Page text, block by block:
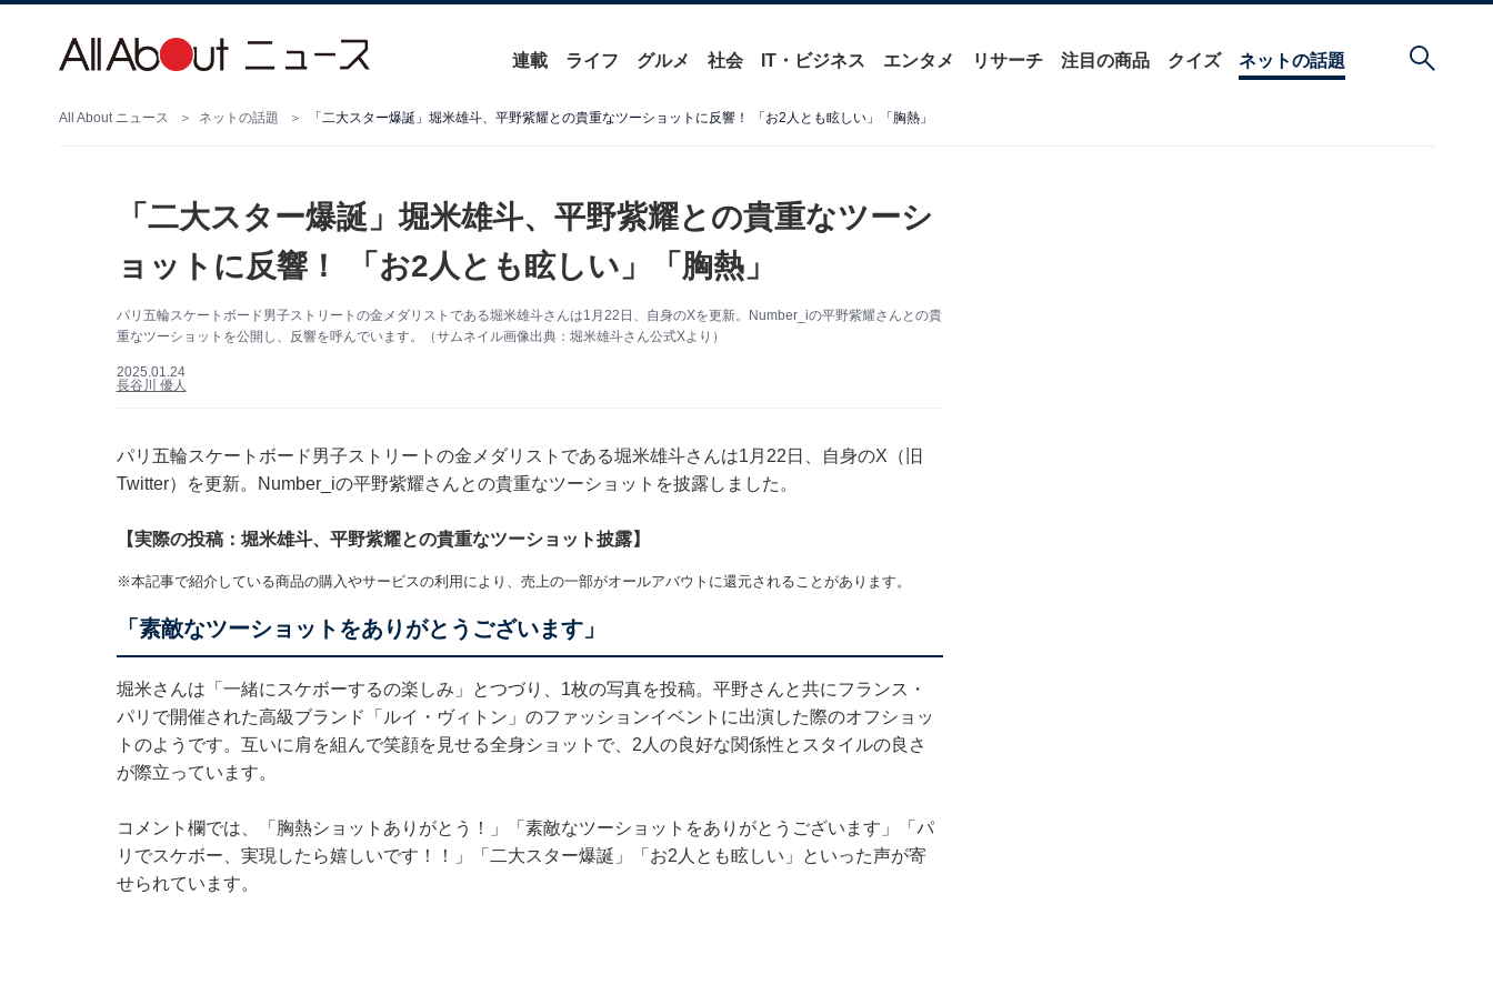
連載 ライフ グルメ 社会 IT・ビジネス エンタメ リサーチ 注目の商品 クイズ ネットの話題
All About ニュース ネットの話題 「二大スター爆誕」堀米雄斗、平野紫耀との貴重なツーショットに反響！ 「お2人とも眩しい」「胸熱」
「二大スター爆誕」堀米雄斗、平野紫耀との貴重なツーシ
ョットに反響！ 「お2人とも眩しい」「胸熱」
パリ五輪スケートボード男子ストリートの金メダリストである堀米雄斗さんは1月22日、自身のXを更新。Number_iの平野紫耀さんとの貴
重なツーショットを公開し、反響を呼んでいます。（サムネイル画像出典：堀米雄斗さん公式Xより）
2025.01.24
長谷川 優人
パリ五輪スケートボード男子ストリートの金メダリストである堀米雄斗さんは1月22日、自身のX（旧
Twitter）を更新。Number_iの平野紫耀さんとの貴重なツーショットを披露しました。
【実際の投稿：堀米雄斗、平野紫耀との貴重なツーショット披露】
※本記事で紹介している商品の購入やサービスの利用により、売上の一部がオールアバウトに還元されることがあります。
「素敵なツーショットをありがとうございます」
堀米さんは「一緒にスケボーするの楽しみ」とつづり、1枚の写真を投稿。平野さんと共にフランス・
パリで開催された高級ブランド「ルイ・ヴィトン」のファッションイベントに出演した際のオフショッ
トのようです。互いに肩を組んで笑顔を見せる全身ショットで、2人の良好な関係性とスタイルの良さ
が際立っています。
コメント欄では、「胸熱ショットありがとう！」「素敵なツーショットをありがとうございます」「パ
リでスケボー、実現したら嬉しいです！！」「二大スター爆誕」「お2人とも眩しい」といった声が寄
せられています。